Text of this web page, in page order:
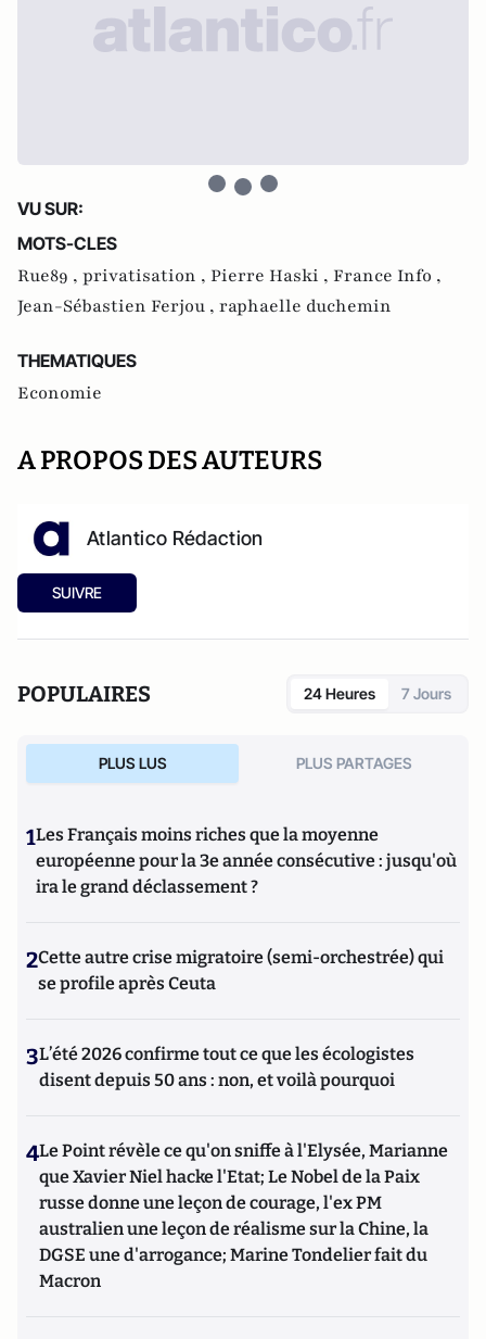
VU SUR:
MOTS-CLES
Rue89 , privatisation , Pierre Haski , France Info ,
Jean-Sébastien Ferjou , raphaelle duchemin
THEMATIQUES
Economie
A PROPOS DES AUTEURS
Atlantico Rédaction
SUIVRE
POPULAIRES 24 Heures 7 Jours
PLUS LUS PLUS PARTAGES
1Les Français moins riches que la moyenne
européenne pour la 3e année consécutive : jusqu'où
ira le grand déclassement ?
2Cette autre crise migratoire (semi-orchestrée) qui
se profile après Ceuta
3L’été 2026 confirme tout ce que les écologistes
disent depuis 50 ans : non, et voilà pourquoi
4Le Point révèle ce qu'on sniffe à l'Elysée, Marianne
que Xavier Niel hacke l'Etat; Le Nobel de la Paix
russe donne une leçon de courage, l'ex PM
australien une leçon de réalisme sur la Chine, la
DGSE une d'arrogance; Marine Tondelier fait du
Macron